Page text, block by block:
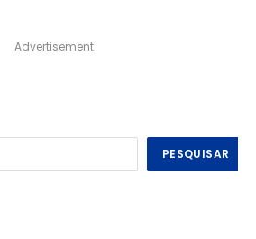
Advertisement
PESQUISAR